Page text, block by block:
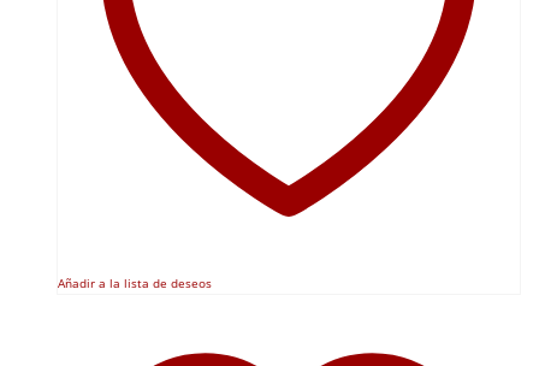
Añadir a la lista de deseos